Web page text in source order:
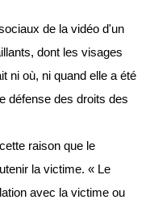
de la vidéo d'un
dont les visages
ni où, ni quand elle a été
défense des droits des
raison que le
la victime. « Le
avec la victime ou